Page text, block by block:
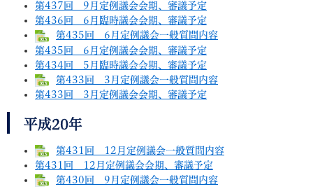
第437回 9月定例議会会期、審議予定
第436回 6月臨時議会会期、審議予定
第435回 6月定例議会一般質問内容
第435回 6月定例議会会期、審議予定
第434回 5月臨時議会会期、審議予定
第433回 3月定例議会一般質問内容
第433回 3月定例議会会期、審議予定
平成20年
第431回 12月定例議会一般質問内容
第431回 12月定例議会会期、審議予定
第430回 9月定例議会一般質問内容